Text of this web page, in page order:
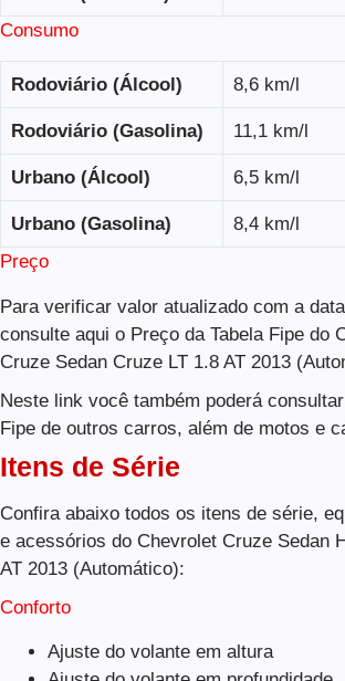
Consumo
Rodoviário (Álcool) 8,6 km/l
Rodoviário (Gasolina) 11,1 km/l
Urbano (Álcool) 6,5 km/l
Urbano (Gasolina)
8,4 km/l
Preço
Para verificar valor atualizado com a
consulte aqui o Preço da Tabela Fipe do
Cruze Sedan Cruze LT 1.8 AT 2013
Neste link você também poderá
Fipe de outros carros, além de motos e
Itens de Série
Confira abaixo todos os itens de série,
e acessórios do Chevrolet Cruze Sedan
AT 2013 (Automático):
Conforto
Ajuste do volante em altura